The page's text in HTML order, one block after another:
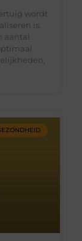
wordt
is.
aantal